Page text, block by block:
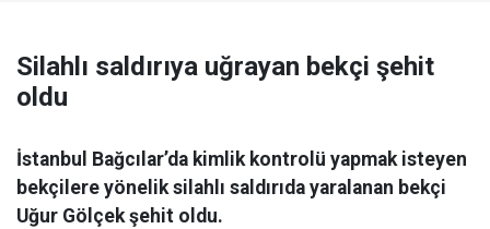
Silahlı saldırıya uğrayan bekçi şehit
oldu
İstanbul Bağcılar’da kimlik kontrolü yapmak isteyen
bekçilere yönelik silahlı saldırıda yaralanan bekçi
Uğur Gölçek şehit oldu.